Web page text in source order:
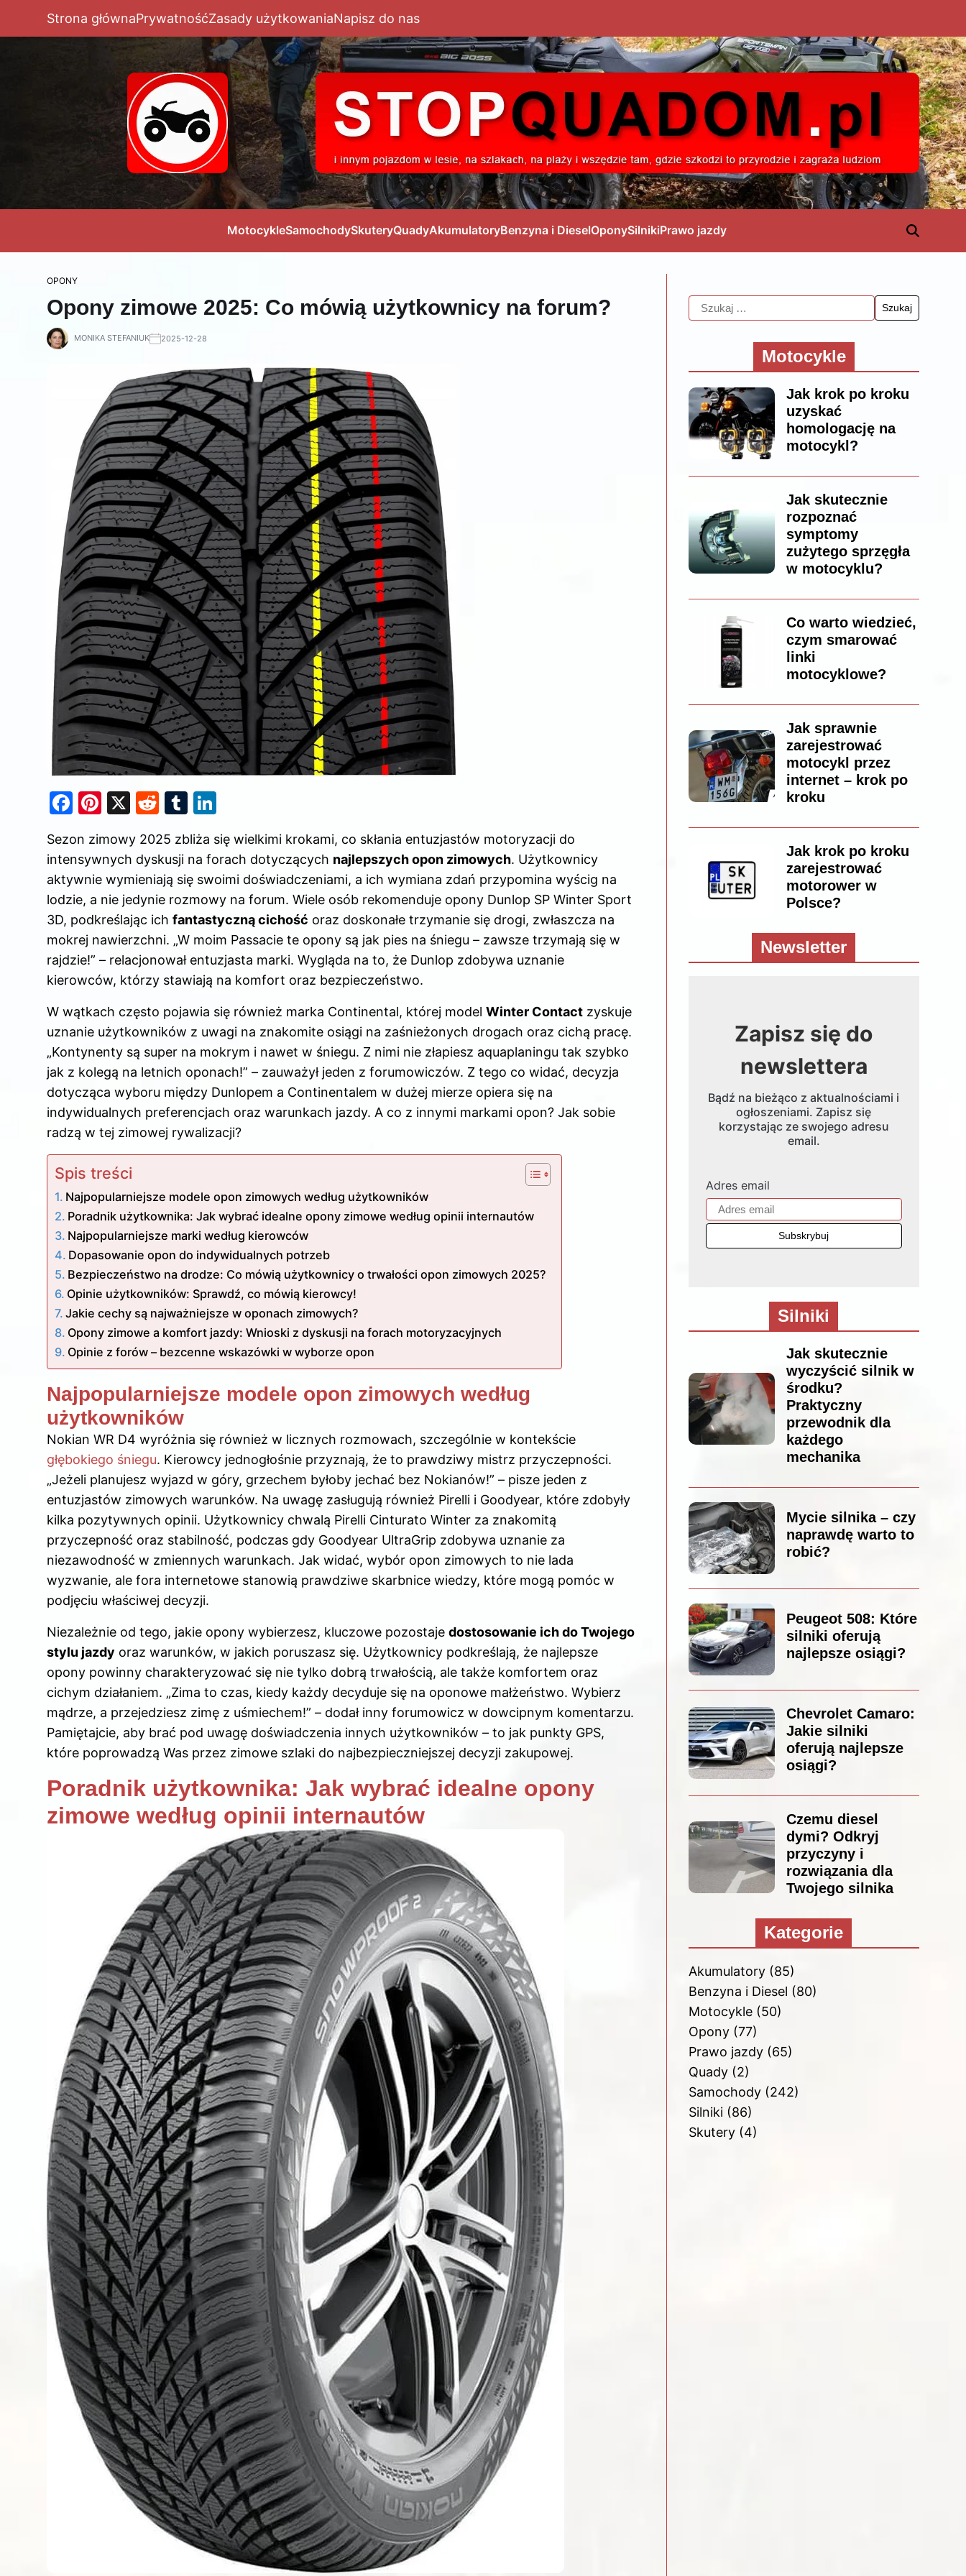
Strona głównaPrywatnośćZasady użytkowaniaNapisz do nas
MotocykleSamochodySkuteryQuadyAkumulatoryBenzyna i DieselOponySilnikiPrawo jazdy
OPONY
Opony zimowe 2025: Co mówią użytkownicy na forum?
MONIKA STEFANIUK 2025-12-28
F
c
e
b
o
o
k
Pi
er
e
st
X
R
d
di
t
T
m
bl
r
k
e
dI
n
Sezon zimowy 2025 zbliża się wielkimi krokami, co skłania entuzjastów motoryzacji do
intensywnych dyskusji na forach dotyczących najlepszych opon zimowych. Użytkownicy
aktywnie wymieniają się swoimi doświadczeniami, a ich wymiana zdań przypomina wyścig na
lodzie, a nie jedynie rozmowy na forum. Wiele osób rekomenduje opony Dunlop SP Winter Sport
3D, podkreślając ich fantastyczną cichość oraz doskonałe trzymanie się drogi, zwłaszcza na
mokrej nawierzchni. „W moim Passacie te opony są jak pies na śniegu – zawsze trzymają się w
rajdzie!” – relacjonował entuzjasta marki. Wygląda na to, że Dunlop zdobywa uznanie
kierowców, którzy stawiają na komfort oraz bezpieczeństwo.
W wątkach często pojawia się również marka Continental, której model Winter Contact zyskuje
uznanie użytkowników z uwagi na znakomite osiągi na zaśnieżonych drogach oraz cichą pracę.
„Kontynenty są super na mokrym i nawet w śniegu. Z nimi nie złapiesz aquaplaningu tak szybko
jak z kolegą na letnich oponach!” – zauważył jeden z forumowiczów. Z tego co widać, decyzja
dotycząca wyboru między Dunlopem a Continentalem w dużej mierze opiera się na
indywidualnych preferencjach oraz warunkach jazdy. A co z innymi markami opon? Jak sobie
radzą w tej zimowej rywalizacji?
Spis treści
Najpopularniejsze modele opon zimowych według użytkowników
Poradnik użytkownika: Jak wybrać idealne opony zimowe według opinii internautów
Najpopularniejsze marki według kierowców
Dopasowanie opon do indywidualnych potrzeb
Bezpieczeństwo na drodze: Co mówią użytkownicy o trwałości opon zimowych 2025?
Opinie użytkowników: Sprawdź, co mówią kierowcy!
Jakie cechy są najważniejsze w oponach zimowych?
Opony zimowe a komfort jazdy: Wnioski z dyskusji na forach motoryzacyjnych
Opinie z forów – bezcenne wskazówki w wyborze opon
Najpopularniejsze modele opon zimowych według
użytkowników
Nokian WR D4 wyróżnia się również w licznych rozmowach, szczególnie w kontekście
głębokiego śniegu. Kierowcy jednogłośnie przyznają, że to prawdziwy mistrz przyczepności.
„Jeżeli planujesz wyjazd w góry, grzechem byłoby jechać bez Nokianów!” – pisze jeden z
entuzjastów zimowych warunków. Na uwagę zasługują również Pirelli i Goodyear, które zdobyły
kilka pozytywnych opinii. Użytkownicy chwalą Pirelli Cinturato Winter za znakomitą
przyczepność oraz stabilność, podczas gdy Goodyear UltraGrip zdobywa uznanie za
niezawodność w zmiennych warunkach. Jak widać, wybór opon zimowych to nie lada
wyzwanie, ale fora internetowe stanowią prawdziwe skarbnice wiedzy, które mogą pomóc w
podjęciu właściwej decyzji.
Niezależnie od tego, jakie opony wybierzesz, kluczowe pozostaje dostosowanie ich do Twojego
stylu jazdy oraz warunków, w jakich poruszasz się. Użytkownicy podkreślają, że najlepsze
opony powinny charakteryzować się nie tylko dobrą trwałością, ale także komfortem oraz
cichym działaniem. „Zima to czas, kiedy każdy decyduje się na oponowe małżeństwo. Wybierz
mądrze, a przejedziesz zimę z uśmiechem!” – dodał inny forumowicz w dowcipnym komentarzu.
Pamiętajcie, aby brać pod uwagę doświadczenia innych użytkowników – to jak punkty GPS,
które poprowadzą Was przez zimowe szlaki do najbezpieczniejszej decyzji zakupowej.
Poradnik użytkownika: Jak wybrać idealne opony
zimowe według opinii internautów
Motocykle
Jak krok po kroku
uzyskać
homologację na
motocykl?
Jak skutecznie
rozpoznać
symptomy
zużytego sprzęgła
w motocyklu?
Co warto wiedzieć,
czym smarować
linki
motocyklowe?
Jak sprawnie
zarejestrować
motocykl przez
internet – krok po
kroku
Jak krok po kroku
zarejestrować
motorower w
Polsce?
Newsletter
Zapisz się do
newslettera
Bądź na bieżąco z aktualnościami i
ogłoszeniami. Zapisz się
korzystając ze swojego adresu
email.
Adres email
Silniki
Jak skutecznie
wyczyścić silnik w
środku?
Praktyczny
przewodnik dla
każdego
mechanika
Mycie silnika – czy
naprawdę warto to
robić?
Peugeot 508: Które
silniki oferują
najlepsze osiągi?
Chevrolet Camaro:
Jakie silniki
oferują najlepsze
osiągi?
Czemu diesel
dymi? Odkryj
przyczyny i
rozwiązania dla
Twojego silnika
Kategorie
Akumulatory(85)
Benzyna i Diesel (80)
Motocykle(50)
Opony(77)
Prawo jazdy(65)
Quady(2)
Samochody(242)
Silniki(86)
Skutery(4)